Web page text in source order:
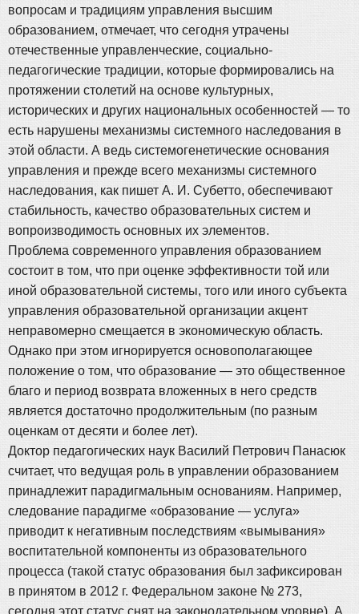
вопросам и традициям управления высшим
образованием, отмечает, что сегодня утрачены
отечественные управленческие, социально-
педагогические традиции, которые формировались на
протяжении столетий на основе культурных,
исторических и других национальных особенностей — то
есть нарушены механизмы системного наследования в
этой области. А ведь системогенетические основания
управления и прежде всего механизмы системного
наследования, как пишет А. И. Субетто, обеспечивают
стабильность, качество образовательных систем и
вопроизводимость основных их элементов.
Проблема современного управления образованием
состоит в том, что при оценке эффективности той или
иной образовательной системы, того или иного субъекта
управления образовательной организации акцент
неправомерно смещается в экономическую область.
Однако при этом игнорируется основополагающее
положение о том, что образование — это общественное
благо и период возврата вложенных в него средств
является достаточно продолжительным (по разным
оценкам от десяти и более лет).
Доктор педагогических наук Василий Петрович Панасюк
считает, что ведущая роль в управлении образованием
принадлежит парадигмальным основаниям. Например,
следование парадигме «образование — услуга»
приводит к негативным последствиям «вымывания»
воспитательной компоненты из образовательного
процесса (такой статус образования был зафиксирован
в принятом в 2012 г. Федеральном законе № 273,
сегодня этот статус снят на законодательном уровне). А